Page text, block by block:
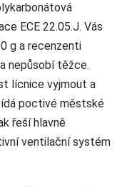
ECE 22.05.J. Vás
g a recenzenti
nepůsobí těžce.
lícnice vyjmout a
poctivé městské
řeší hlavně
ventilační systém